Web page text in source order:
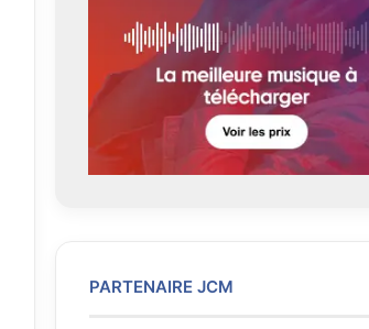
e
n
t
e
t
e
PARTENAIRE JCM